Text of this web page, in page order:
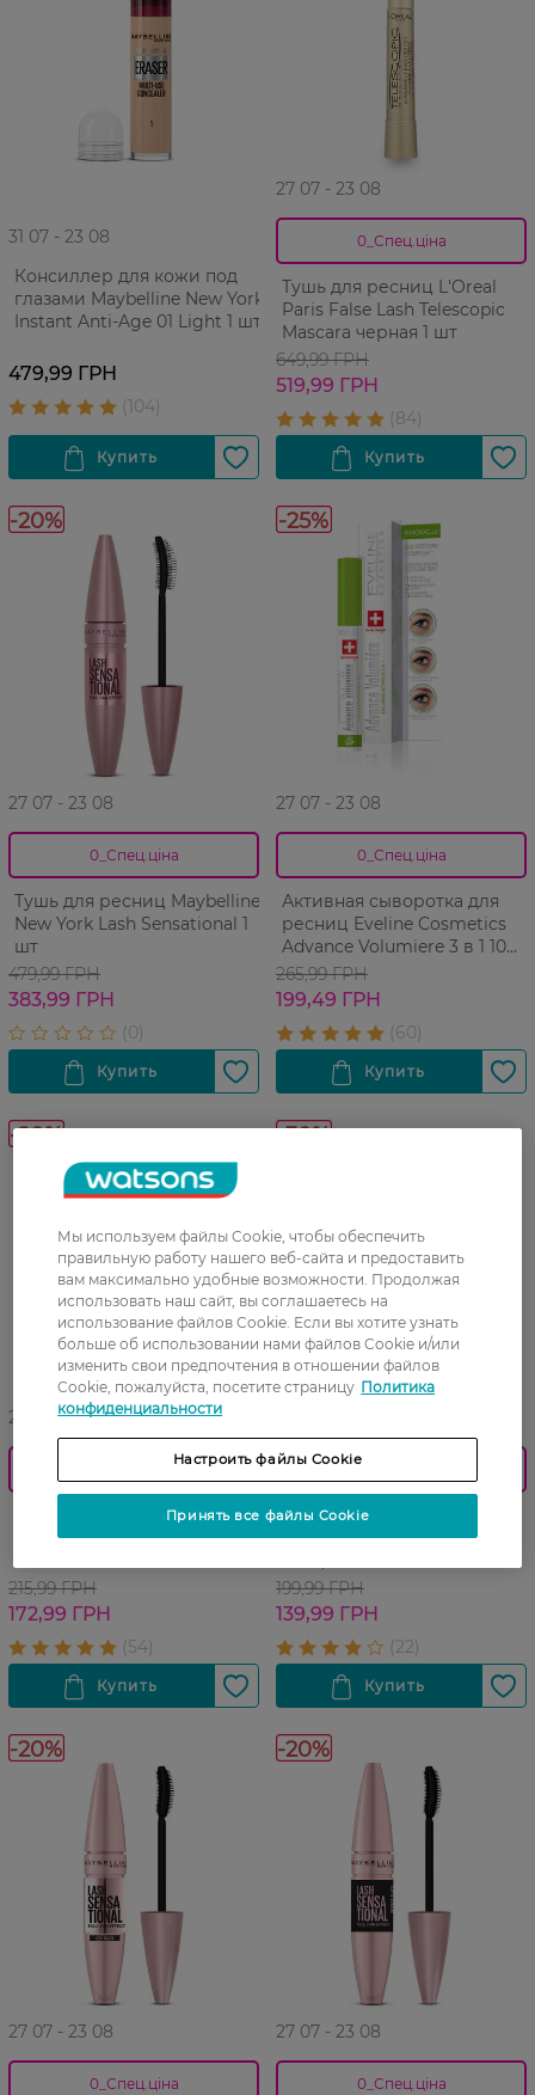
31 07 - 23 08
Консиллер для кожи под
глазами Maybelline New York
Instant Anti-Age 01 Light 1 шт
479,99 ГРН
27 07 - 23 08
0_Спец.ціна
Тушь для ресниц L'Oreal
Paris False Lash Telescopic
Mascara черная 1 шт
649,99 ГРН
519,99 ГРН
-20%
27 07 - 23 08
0_Спец.ціна
Тушь для ресниц Maybelline
New York Lash Sensational 1
шт
479,99 ГРН
383,99 ГРН
-25%
27 07 - 23 08
0_Спец.ціна
Активная сыворотка для
ресниц Eveline Cosmetics
Advance Volumiere 3 в 1 10
мл
265,99 ГРН
199,49 ГРН
-20%
27 07 - 23 08
0_Спец.ціна
Подводка-фломастер для
глаз Eveline Cosmetics Art
215,99 ГРН
172,99 ГРН
-30%
0_Спец.ціна
Корректор для бровей
Eveline Cosmetics Definer
199,99 ГРН
139,99 ГРН
-20%
27 07 - 23 08
0_Спец.ціна
-20%
27 07 - 23 08
0_Спец.ціна
Мы используем файлы Cookie, чтобы обеспечить
правильную работу нашего веб-сайта и предоставить
вам максимально удобные возможности. Продолжая
использовать наш сайт, вы соглашаетесь на
использование файлов Cookie. Если вы хотите узнать
больше об использовании нами файлов Cookie и/или
изменить свои предпочтения в отношении файлов
Cookie, пожалуйста, посетите страницу Политика
конфиденциальности
Настроить файлы Cookie
Принять все файлы Cookie